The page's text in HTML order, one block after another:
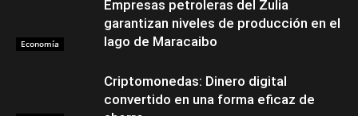
Economía
Empresas petroleras del Zulia
garantizan niveles de producción en el
lago de Maracaibo
Criptomonedas: Dinero digital
convertido en una forma eficaz de